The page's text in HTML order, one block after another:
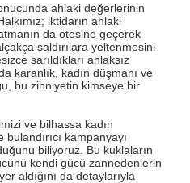
ahlaki değerlerinin
iktidarın ahlaki
da ötesine geçerek
saldırılara yeltenmesini
sarıldıkları ahlaksız
karanlık, kadın düşmanı ve
bu zihniyetin kimseye bir
ve bilhassa kadın
kampanyayı
biliyoruz. Bu kuklaların
kendi gücü zannedenlerin
aldığını da detaylarıyla